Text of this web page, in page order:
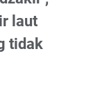
laut
tidak